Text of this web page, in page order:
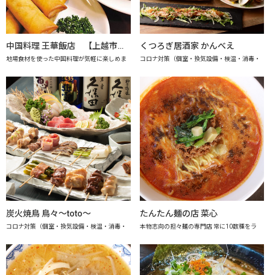
中国料理 王華飯店 【上越市地産地消推進の店認定店】
地場食材を使った中国料理が気軽に楽しめま
くつろぎ居酒家 かんべえ
コロナ対策（個室・換気設備・検温・消毒・
炭火焼鳥 鳥々～toto～
コロナ対策（個室・換気設備・検温・消毒・
たんたん麺の店 菜心
本物志向の担々麺の専門店 常に10数種をラ